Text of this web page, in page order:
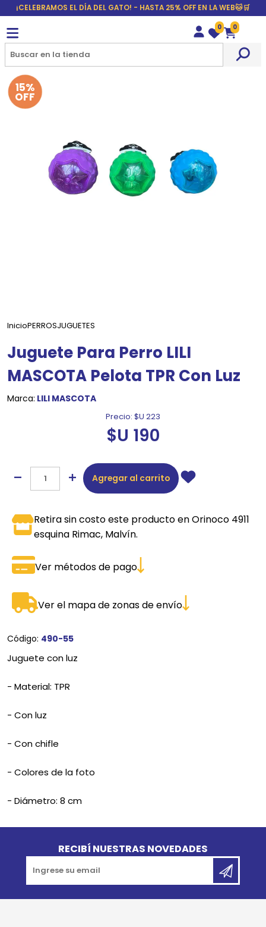
¡CELEBRAMOS EL DÍA DEL GATO! - HASTA 25% OFF EN LA WEB🐱🛒
Wishlist
0
Carrito
0
15%
OFF
InicioPERROSJUGUETES
Juguete Para Perro LILI
MASCOTA Pelota TPR Con Luz
Marca: LILI MASCOTA
Precio: $U 223
$U 190
Agregar al carrito
Retira sin costo este producto en Orinoco 4911
esquina Rimac, Malvín.
Ver métodos de pago
Ver el mapa de zonas de envío
Código: 490-55
Juguete con luz
- Material: TPR
- Con luz
- Con chifle
- Colores de la foto
- Diámetro: 8 cm
RECIBÍ NUESTRAS NOVEDADES